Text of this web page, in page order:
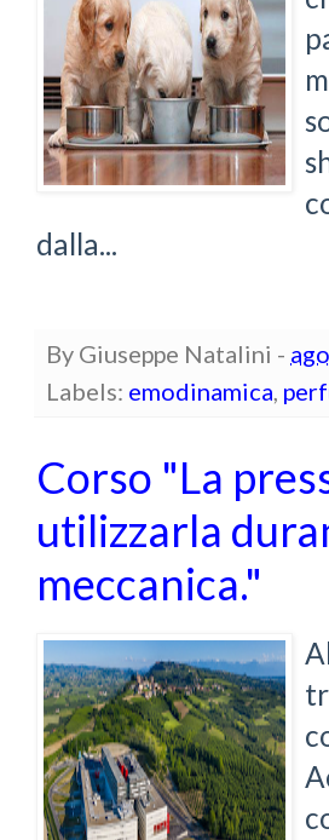
dalla...
By Giuseppe Natalini -
Labels: emodinamica,
Corso "La
utilizzarla
meccanica."